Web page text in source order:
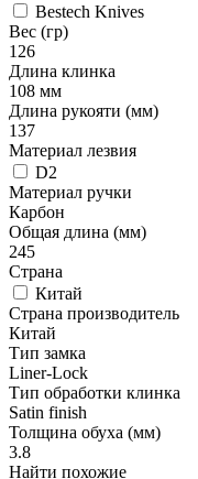
Bestech Knives
Вес (гр)
126
Длина клинка
108 мм
Длина рукояти (мм)
137
Материал лезвия
D2
Материал ручки
Карбон
Общая длина (мм)
245
Страна
Китай
Страна производитель
Китай
Тип замка
Liner-Lock
Тип обработки клинка
Satin finish
Толщина обуха (мм)
3.8
Найти похожие